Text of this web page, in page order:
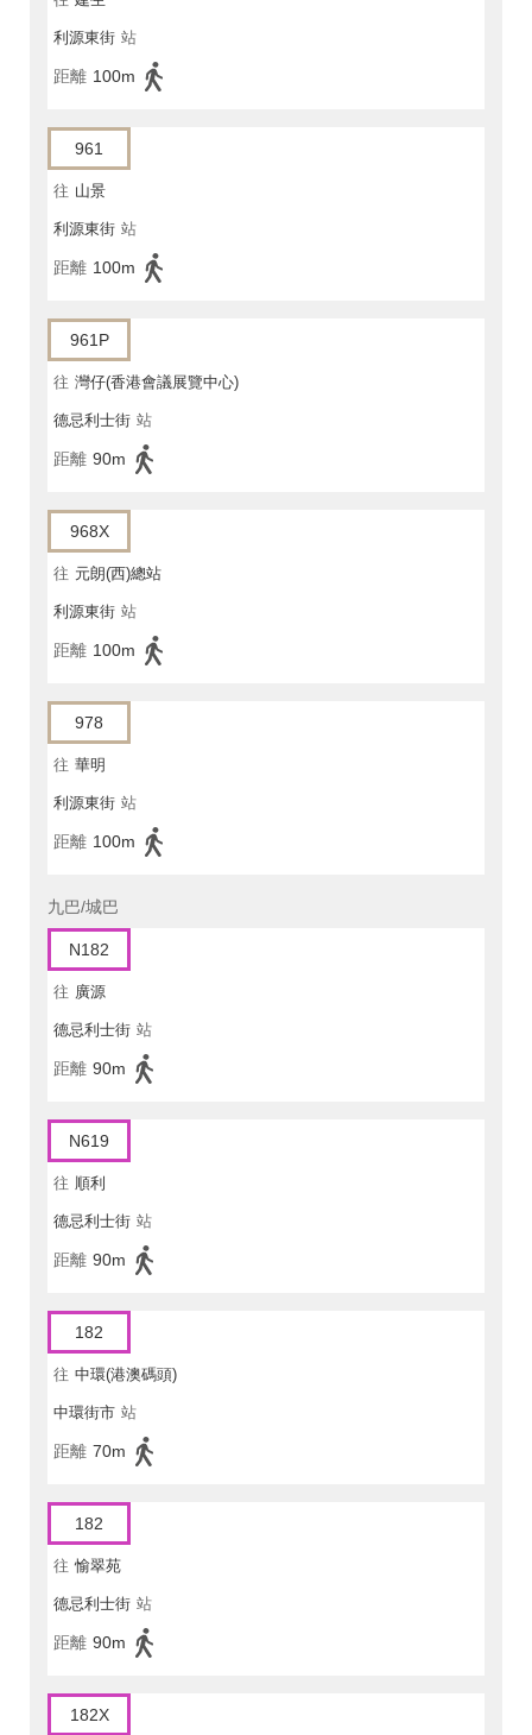
利源東街 站
距離 100m
961
往 山景
利源東街 站
距離 100m
961P
往 灣仔(香港會議展覽中心)
德忌利士街 站
距離 90m
968X
往 元朗(西)總站
利源東街 站
距離 100m
978
往 華明
利源東街 站
距離 100m
九巴/城巴
N182
往 廣源
德忌利士街 站
距離 90m
N619
往 順利
德忌利士街 站
距離 90m
182
往 中環(港澳碼頭)
中環街市 站
距離 70m
182
往 愉翠苑
德忌利士街 站
距離 90m
182X